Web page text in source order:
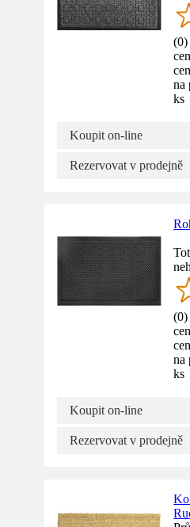
(0)
na
ks
Koupit on-line
Rezervovat v prodejně
(0)
na
ks
Koupit on-line
Rezervovat v prodejně